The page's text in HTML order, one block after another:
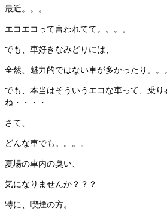
最近。。。
エコエコって言われてて。。。。
でも、車好きなみどりには、
全然、魅力的ではない車が多かったり。。
でも、本当はそういうエコな車って、乗
ね・・・・
さて、
どんな車でも。。。。
夏場の車内の臭い、
気になりませんか？？？
特に、喫煙の方。